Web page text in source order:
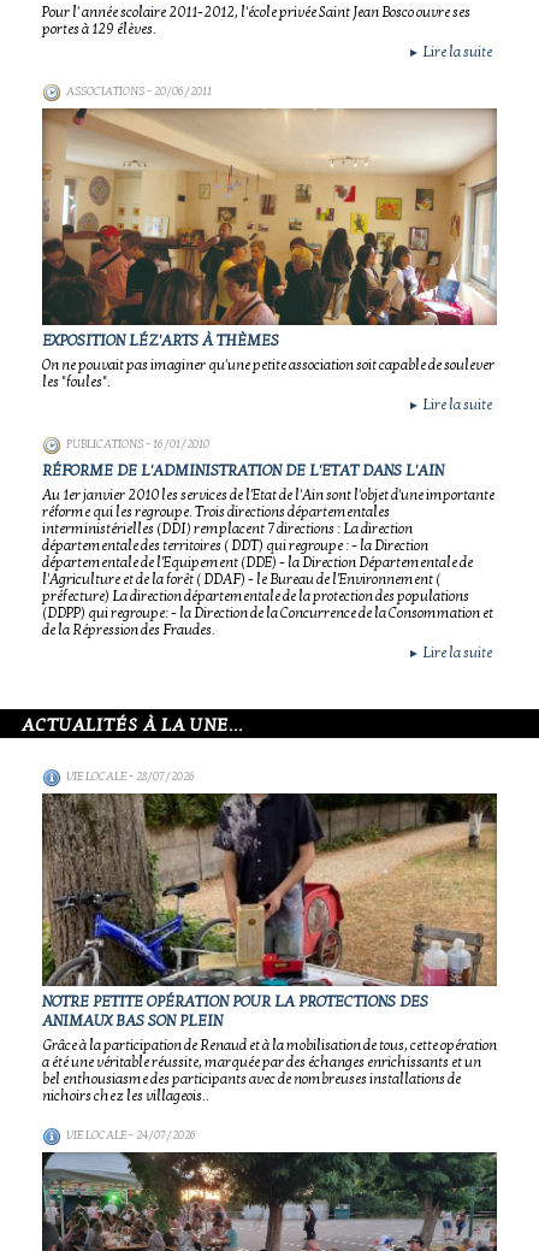
Pour l' année scolaire 2011-2012, l'école privée Saint Jean Bosco ouvre ses
portes à 129 élèves.
► Lire la suite
ASSOCIATIONS- 20/06/2011
EXPOSITION LÉZ'ARTS À THÈMES
On ne pouvait pas imaginer qu'une petite association soit capable de soulever
les "foules".
► Lire la suite
PUBLICATIONS- 16/01/2010
RÉFORME DE L'ADMINISTRATION DE L'ETAT DANS L'AIN
Au 1er janvier 2010 les services de l'Etat de l'Ain sont l'objet d'une importante
réforme qui les regroupe. Trois directions départementales
interministérielles (DDI) remplacent 7 directions : La direction
départementale des territoires ( DDT) qui regroupe : - la Direction
départementale de l'Equipement (DDE) - la Direction Départementale de
l'Agriculture et de la forêt ( DDAF) - le Bureau de l'Environnement (
préfecture) La direction départementale de la protection des populations
(DDPP) qui regroupe: - la Direction de la Concurrence de la Consommation et
de la Répression des Fraudes.
► Lire la suite
ACTUALITÉS À LA UNE...
VIE LOCALE- 28/07/2026
NOTRE PETITE OPÉRATION POUR LA PROTECTIONS DES
ANIMAUX BAS SON PLEIN
Grâce à la participation de Renaud et à la mobilisation de tous, cette opération
a été une véritable réussite, marquée par des échanges enrichissants et un
bel enthousiasme des participants avec de nombreuses installations de
nichoirs chez les villageois..
VIE LOCALE- 24/07/2026